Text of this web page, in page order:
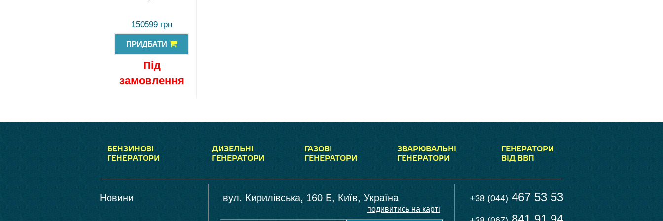
150599 грн
ПРИДБАТИ
Під
замовлення
БЕНЗИНОВІ
ГЕНЕРАТОРИ
ДИЗЕЛЬНІ
ГЕНЕРАТОРИ
ГАЗОВІ
ГЕНЕРАТОРИ
ЗВАРЮВАЛЬНІ
ГЕНЕРАТОРИ
ГЕНЕРАТОРИ
ВІД ВВП
Новини вул. Кирилівська, 160 Б, Київ, Україна
подивитись на карті
+38 (044) 467 53 53